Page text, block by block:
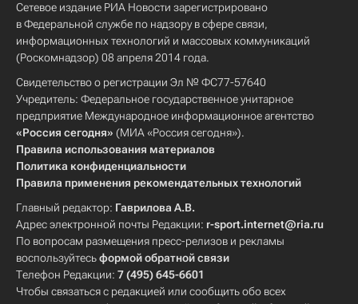
Сетевое издание РИА Новости зарегистрировано
в Федеральной службе по надзору в сфере связи,
информационных технологий и массовых коммуникаций
(Роскомнадзор) 08 апреля 2014 года.
Свидетельство о регистрации Эл № ФС77-57640
Учредитель: Федеральное государственное унитарное
предприятие Международное информационное агентство
«Россия сегодня» (МИА «Россия сегодня»).
Правила использования материалов
Политика конфиденциальности
Правила применения рекомендательных технологий
Главный редактор: Гаврилова А.В.
Адрес электронной почты Редакции: r-sport.internet@ria.ru
По вопросам размещения пресс-релизов и рекламы
воспользуйтесьформой обратной связи
Телефон Редакции: 7 (495) 645-6601
Чтобы связаться с редакцией или сообщить обо всех